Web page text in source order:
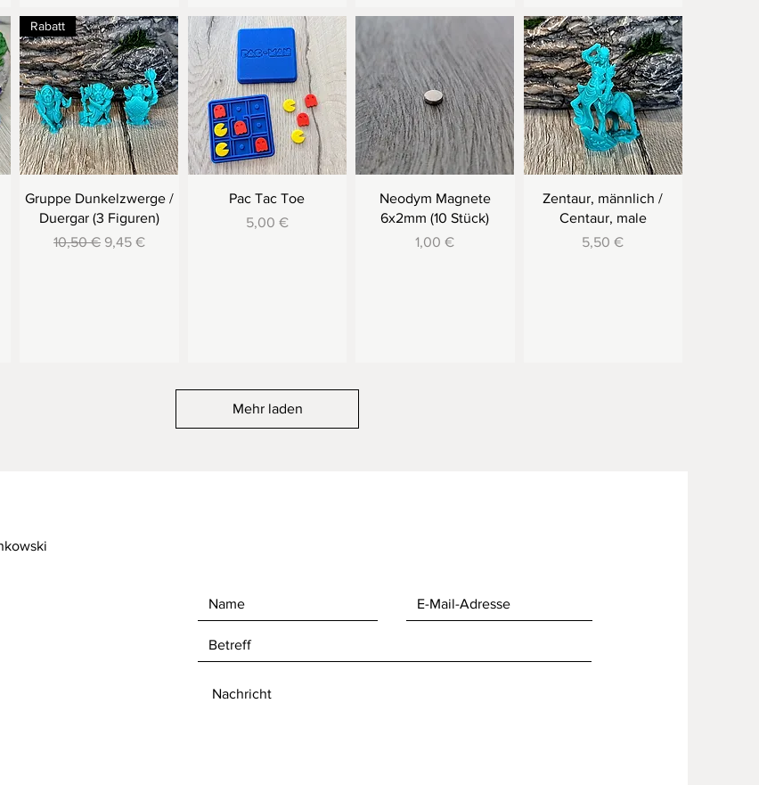
Rabatt
Gruppe Dunkelzwerge /
Duergar (3 Figuren)
Standardpreis
10,50 € Sale-Preis
9,45 €
Pac Tac Toe
Preis
5,00 €
Neodym Magnete
6x2mm (10 Stück)
Preis
1,00 €
Zentaur, männlich /
Centaur, male
Preis
5,50 €
Mehr laden